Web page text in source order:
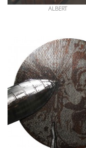
ALBERT